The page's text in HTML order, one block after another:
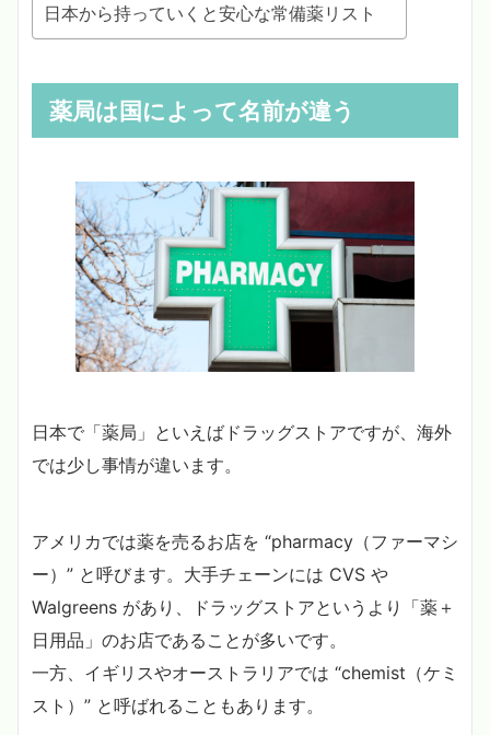
日本から持っていくと安心な常備薬リスト
薬局は国によって名前が違う
日本で「薬局」といえばドラッグストアですが、海外
では少し事情が違います。
アメリカでは薬を売るお店を “pharmacy（ファーマシ
ー）” と呼びます。大手チェーンには CVS や
Walgreens があり、ドラッグストアというより「薬＋
日用品」のお店であることが多いです。
一方、イギリスやオーストラリアでは “chemist（ケミ
スト）” と呼ばれることもあります。